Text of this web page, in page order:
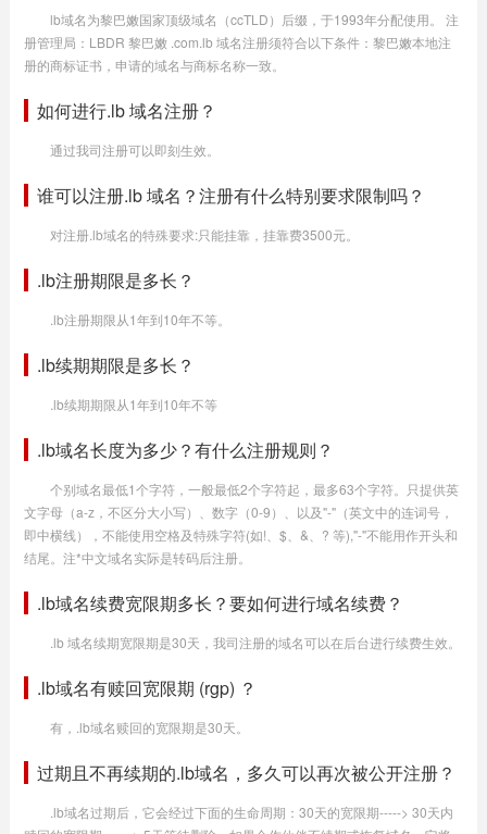
lb域名为黎巴嫩国家顶级域名（ccTLD）后缀，于1993年分配使用。 注
册管理局：LBDR 黎巴嫩 .com.lb 域名注册须符合以下条件：黎巴嫩本地注
册的商标证书，申请的域名与商标名称一致。
如何进行.lb 域名注册？
通过我司注册可以即刻生效。
谁可以注册.lb 域名？注册有什么特别要求限制吗？
对注册.lb域名的特殊要求:只能挂靠，挂靠费3500元。
.lb注册期限是多长？
.lb注册期限从1年到10年不等。
.lb续期期限是多长？
.lb续期期限从1年到10年不等
.lb域名长度为多少？有什么注册规则？
个别域名最低1个字符，一般最低2个字符起，最多63个字符。只提供英
文字母（a-z，不区分大小写）、数字（0-9）、以及"-"（英文中的连词号，
即中横线），不能使用空格及特殊字符(如!、$、&、? 等),"-"不能用作开头和
结尾。注*中文域名实际是转码后注册。
.lb域名续费宽限期多长？要如何进行域名续费？
.lb 域名续期宽限期是30天，我司注册的域名可以在后台进行续费生效。
.lb域名有赎回宽限期 (rgp) ？
有，.lb域名赎回的宽限期是30天。
过期且不再续期的.lb域名，多久可以再次被公开注册？
.lb域名过期后，它会经过下面的生命周期：30天的宽限期-----> 30天内